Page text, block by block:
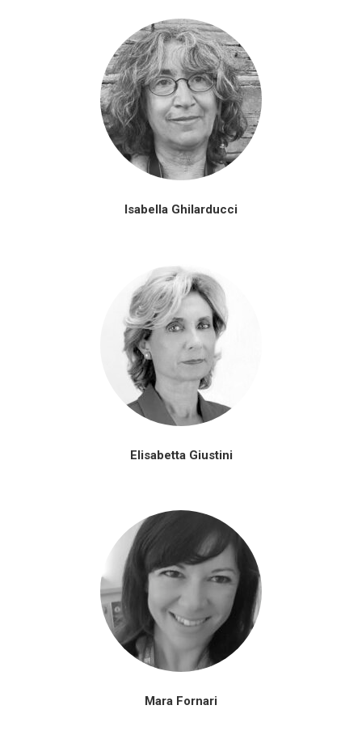
Isabella Ghilarducci
Elisabetta Giustini
Mara Fornari